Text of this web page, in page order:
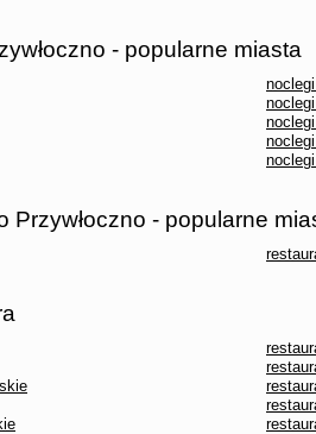
- popularne miasta
noclegi
Przywłoczno - popularne